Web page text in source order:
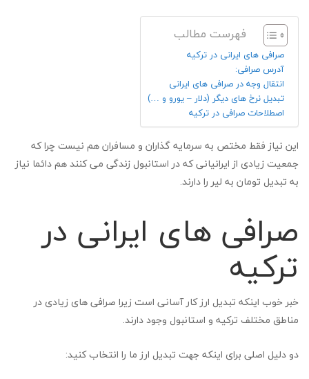
فهرست مطالب
صرافی های ایرانی در ترکیه
آدرس صرافی:
انتقال وجه در صرافی های ایرانی
تبدیل نرخ های دیگر (دلار – یورو و …)
اصطلاحات صرافی در ترکیه
این نیاز فقط مختص به سرمایه گذاران و مسافران هم نیست چرا که
جمعیت زیادی از ایرانیانی که در استانبول زندگی می کنند هم دائما نیاز
به تبدیل تومان به لیر را دارند.
صرافی های ایرانی در
ترکیه
خبر خوب اینکه تبدیل ارز کار آسانی است زیرا صرافی های زیادی در
مناطق مختلف ترکیه و استانبول وجود دارند.
دو دلیل اصلی برای اینکه جهت تبدیل ارز ما را انتخاب کنید: